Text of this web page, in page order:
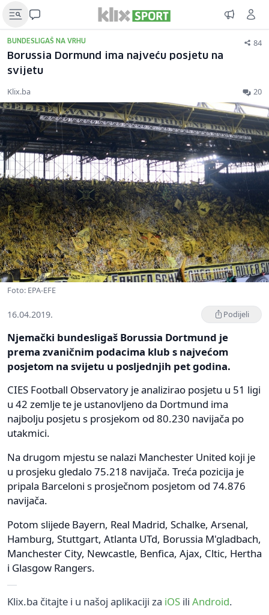
BUNDESLIGAŠ NA VRHU 84
Borussia Dormund ima najveću posjetu na
svijetu
Klix.ba 20
Foto: EPA-EFE
16.04.2019. Podijeli
Njemački bundesligaš Borussia Dortmund je
prema zvaničnim podacima klub s najvećom
posjetom na svijetu u posljednjih pet godina.
CIES Football Observatory je analizirao posjetu u 51 ligi
u 42 zemlje te je ustanovljeno da Dortmund ima
najbolju posjetu s prosjekom od 80.230 navijača po
utakmici.
Na drugom mjestu se nalazi Manchester United koji je
u prosjeku gledalo 75.218 navijača. Treća pozicija je
pripala Barceloni s prosječnom posjetom od 74.876
navijača.
Potom slijede Bayern, Real Madrid, Schalke, Arsenal,
Hamburg, Stuttgart, Atlanta UTd, Borussia M'gladbach,
Manchester City, Newcastle, Benfica, Ajax, Cltic, Hertha
i Glasgow Rangers.
Klix.ba čitajte i u našoj aplikaciji za iOS ili Android.